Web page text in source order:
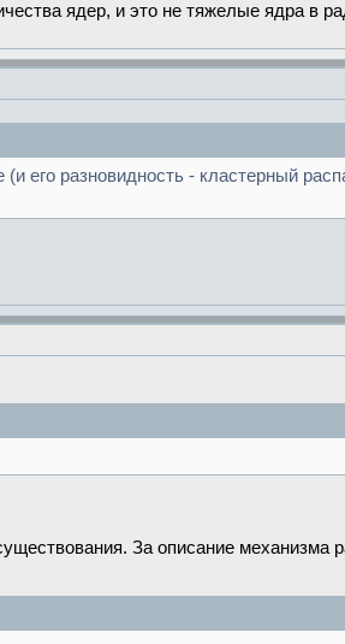
ядер, и это не тяжелые ядра в
его разновидность - кластерный
За описание механизма